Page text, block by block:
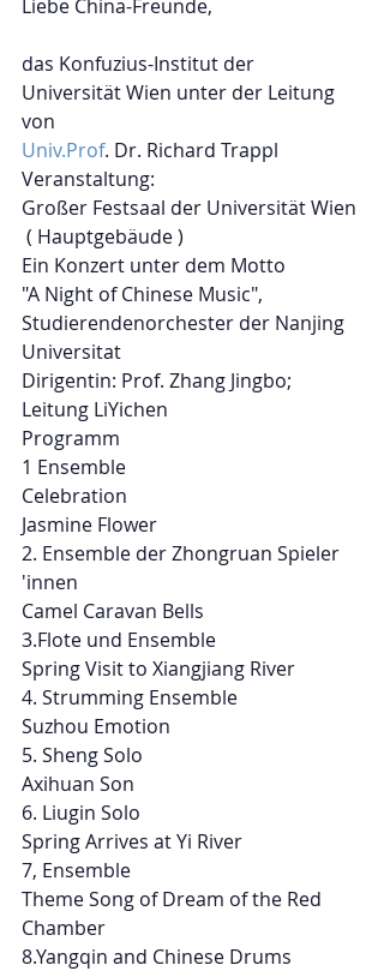
Liebe China-Freunde,
das Konfuzius-Institut der
Universität Wien unter der Leitung
von
Univ.Prof. Dr. Richard Trappl
Veranstaltung:
Großer Festsaal der Universität Wien
( Hauptgebäude )
Ein Konzert unter dem Motto
"A Night of Chinese Music",
Studierendenorchester der Nanjing
Universitat
Dirigentin: Prof. Zhang Jingbo;
Leitung LiYichen
Programm
1 Ensemble
Celebration
Jasmine Flower
2. Ensemble der Zhongruan Spieler
'innen
Camel Caravan Bells
3.Flote und Ensemble
Spring Visit to Xiangjiang River
4. Strumming Ensemble
Suzhou Emotion
5. Sheng Solo
Axihuan Son
6. Liugin Solo
Spring Arrives at Yi River
7, Ensemble
Theme Song of Dream of the Red
Chamber
8.Yangqin and Chinese Drums